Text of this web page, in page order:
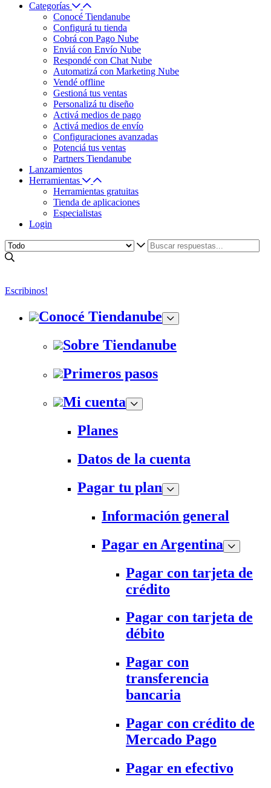
Categorías
Conocé Tiendanube
Configurá tu tienda
Cobrá con Pago Nube
Enviá con Envío Nube
Respondé con Chat Nube
Automatizá con Marketing Nube
Vendé offline
Gestioná tus ventas
Personalizá tu diseño
Activá medios de pago
Activá medios de envío
Configuraciones avanzadas
Potenciá tus ventas
Partners Tiendanube
Lanzamientos
Herramientas
Herramientas gratuitas
Tienda de aplicaciones
Especialistas
Login
Escribinos!
Conocé Tiendanube
Sobre Tiendanube
Primeros pasos
Mi cuenta
Planes
Datos de la cuenta
Pagar tu plan
Información general
Pagar en Argentina
Pagar con tarjeta de
crédito
Pagar con tarjeta de
débito
Pagar con
transferencia
bancaria
Pagar con crédito de
Mercado Pago
Pagar en efectivo